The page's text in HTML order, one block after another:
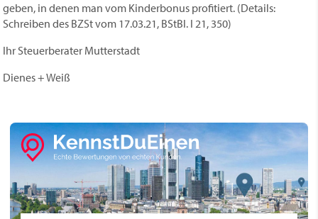
geben, in denen man vom Kinderbonus profitiert. (Details:
Schreiben des BZSt vom 17.03.21, BStBl. I 21, 350)
Ihr Steuerberater Mutterstadt
Dienes + Weiß